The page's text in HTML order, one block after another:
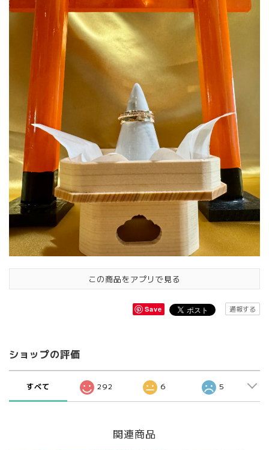
この商品をアプリで見る
Save 通報する
ショップの評価
すべて 292 6 5
関連商品